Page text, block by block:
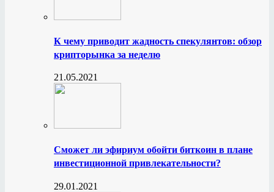
К чему приводит жадность спекулянтов: обзор
крипторынка за неделю
21.05.2021
Сможет ли эфириум обойти биткоин в плане
инвестиционной привлекательности?
29.01.2021